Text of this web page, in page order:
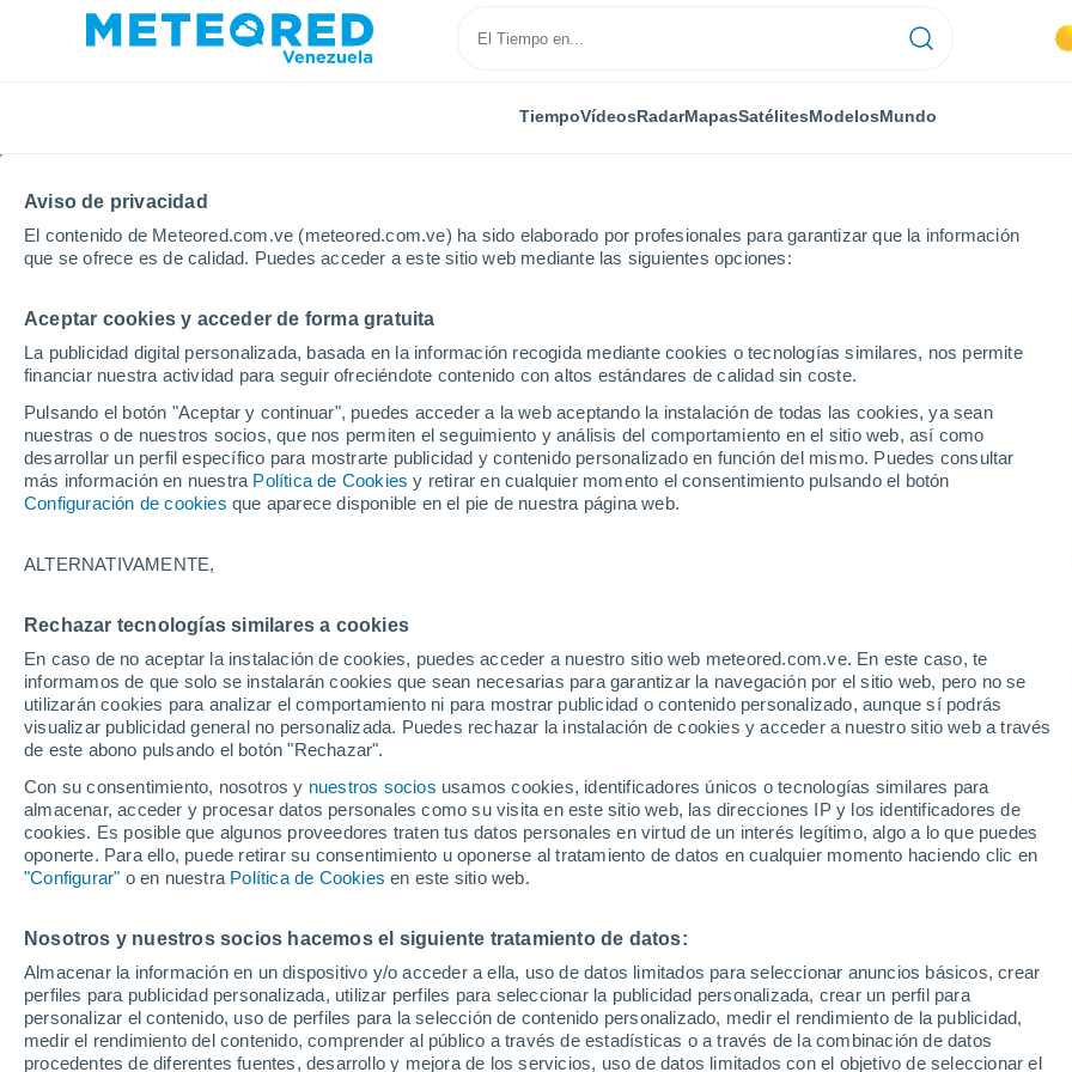
Aviso de privacidad
El contenido de Meteored.com.ve (meteored.com.ve) ha sido elaborado por profesionales para garantizar que la información
que se ofrece es de calidad. Puedes acceder a este sitio web mediante las siguientes opciones:
Aceptar cookies y acceder de forma gratuita
La publicidad digital personalizada, basada en la información recogida mediante cookies o tecnologías similares, nos permite
financiar nuestra actividad para seguir ofreciéndote contenido con altos estándares de calidad sin coste.
Pulsando el botón "Aceptar y continuar", puedes acceder a la web aceptando la instalación de todas las cookies, ya sean
nuestras o de nuestros socios, que nos permiten el seguimiento y análisis del comportamiento en el sitio web, así como
desarrollar un perfil específico para mostrarte publicidad y contenido personalizado en función del mismo. Puedes consultar
más información en nuestra Política de Cookies y retirar en cualquier momento el consentimiento pulsando el botón
Configuración de cookies que aparece disponible en el pie de nuestra página web.
ALTERNATIVAMENTE,
Rechazar tecnologías similares a cookies
En caso de no aceptar la instalación de cookies, puedes acceder a nuestro sitio web meteored.com.ve. En este caso, te
informamos de que solo se instalarán cookies que sean necesarias para garantizar la navegación por el sitio web, pero no se
utilizarán cookies para analizar el comportamiento ni para mostrar publicidad o contenido personalizado, aunque sí podrás
visualizar publicidad general no personalizada. Puedes rechazar la instalación de cookies y acceder a nuestro sitio web a través
de este abono pulsando el botón "Rechazar".
Con su consentimiento, nosotros y nuestros socios usamos cookies, identificadores únicos o tecnologías similares para
almacenar, acceder y procesar datos personales como su visita en este sitio web, las direcciones IP y los identificadores de
cookies. Es posible que algunos proveedores traten tus datos personales en virtud de un interés legítimo, algo a lo que puedes
oponerte. Para ello, puede retirar su consentimiento u oponerse al tratamiento de datos en cualquier momento haciendo clic en
"Configurar" o en nuestra Política de Cookies en este sitio web.
Nosotros y nuestros socios hacemos el siguiente tratamiento de datos:
Almacenar la información en un dispositivo y/o acceder a ella, uso de datos limitados para seleccionar anuncios básicos, crear
perfiles para publicidad personalizada, utilizar perfiles para seleccionar la publicidad personalizada, crear un perfil para
personalizar el contenido, uso de perfiles para la selección de contenido personalizado, medir el rendimiento de la publicidad,
medir el rendimiento del contenido, comprender al público a través de estadísticas o a través de la combinación de datos
procedentes de diferentes fuentes, desarrollo y mejora de los servicios, uso de datos limitados con el objetivo de seleccionar el
TiempoVídeosRadarMapasSatélitesModelosMundo
Inicio Modelos Modelos Rusia - ECMWF Rusia - Rusia Europea
Modelos de predicción numérica
PRES. | V > 10 |
NUB. | PREC. 6H |
PRECIPITACIÓN
ACUMULADA
NIEVE
ACUMULADA
TEMPERATURA
2M
GEOP. 850 HPA |
GEOP. 500 HPA |
VIENTO 10M |
Rusia
ECMWF - Rusia Europea
ECMWF - Siberia
ECMWF - Lejano Oriente
GFS - Rusia Europea
GFS - Siberia
GFS - Lejano Oriente
ECMWF Europa
GFS Europa